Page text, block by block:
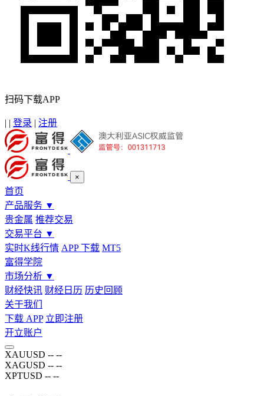
扫码下载APP
| | 登录 | 注册
×
首页
产品服务 ▼
贵金属 推荐交易
交易平台 ▼
实时K线行情 APP 下载 MT5
富得学院
市场分析 ▼
财经快讯 财经日历 历史回顾
关于我们
下载 APP 立即注册
开立账户
XAUUSD -- --
XAGUSD -- --
XPTUSD -- --